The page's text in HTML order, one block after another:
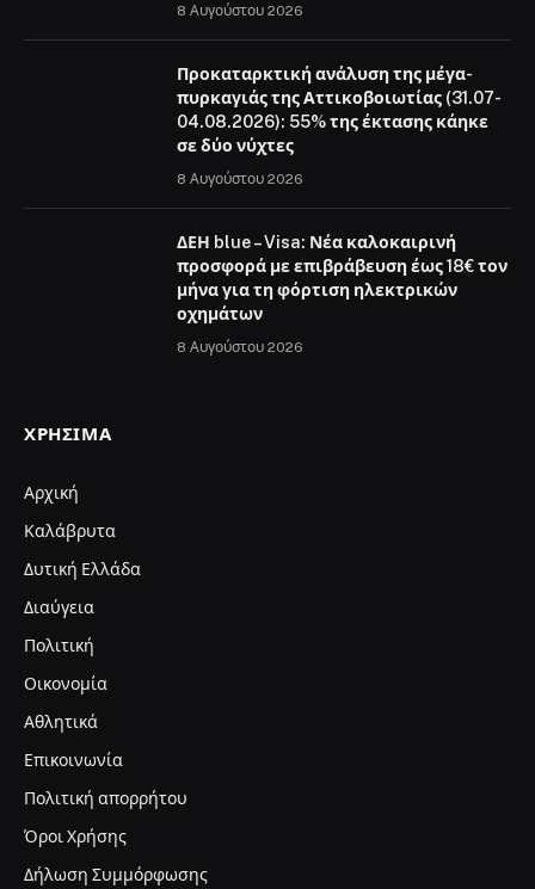
8 Αυγούστου 2026
Προκαταρκτική ανάλυση της μέγα-
πυρκαγιάς της Αττικοβοιωτίας (31.07-
04.08.2026): 55% της έκτασης κάηκε
σε δύο νύχτες
8 Αυγούστου 2026
ΔΕΗ blue – Visa: Νέα καλοκαιρινή
προσφορά με επιβράβευση έως 18€ τον
μήνα για τη φόρτιση ηλεκτρικών
οχημάτων
8 Αυγούστου 2026
ΧΡΉΣΙΜΑ
Αρχική
Καλάβρυτα
Δυτική Ελλάδα
Διαύγεια
Πολιτική
Οικονομία
Αθλητικά
Επικοινωνία
Πολιτική απορρήτου
Όροι Χρήσης
Δήλωση Συμμόρφωσης